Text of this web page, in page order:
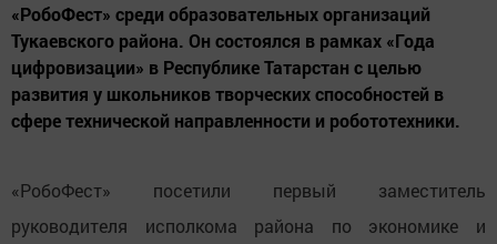
«РобоФест» среди образовательных организаций
Тукаевского района. Он состоялся в рамках «Года
цифровизации» в Республике Татарстан с целью
развития у школьников творческих способностей в
сфере технической направленности и робототехники.
«РобоФест» посетили первый заместитель
руководителя исполкома района по экономике и